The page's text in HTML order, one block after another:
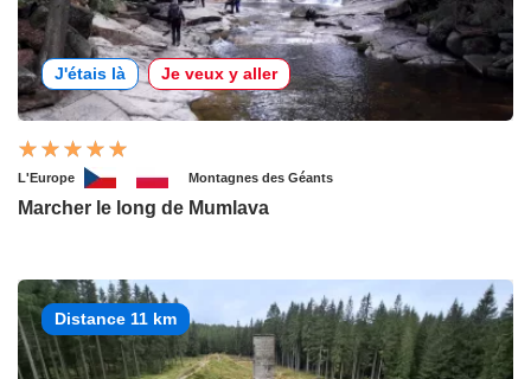
J'étais là Je veux y aller
L'Europe Montagnes des Géants
Marcher le long de Mumlava
Distance 11 km